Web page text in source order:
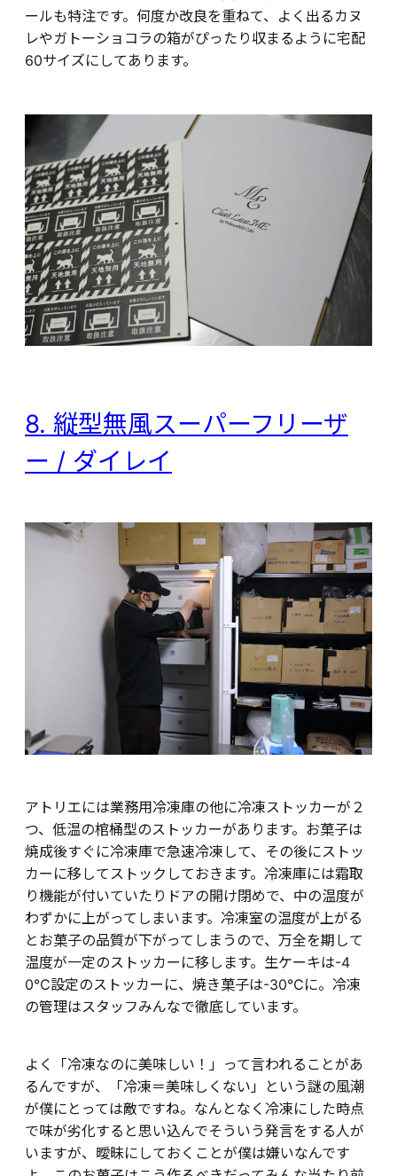
ールも特注です。何度か改良を重ねて、よく出るカヌ
レやガトーショコラの箱がぴったり収まるように宅配
60サイズにしてあります。
8. 縦型無風スーパーフリーザ
ー / ダイレイ
アトリエには業務用冷凍庫の他に冷凍ストッカーが２
つ、低温の棺桶型のストッカーがあります。お菓子は
焼成後すぐに冷凍庫で急速冷凍して、その後にストッ
カーに移してストックしておきます。冷凍庫には霜取
り機能が付いていたりドアの開け閉めで、中の温度が
わずかに上がってしまいます。冷凍室の温度が上がる
とお菓子の品質が下がってしまうので、万全を期して
温度が一定のストッカーに移します。生ケーキは-4
0℃設定のストッカーに、焼き菓子は-30℃に。冷凍
の管理はスタッフみんなで徹底しています。
よく「冷凍なのに美味しい！」って言われることがあ
るんですが、「冷凍＝美味しくない」という謎の風潮
が僕にとっては敵ですね。なんとなく冷凍にした時点
で味が劣化すると思い込んでそういう発言をする人が
いますが、曖昧にしておくことが僕は嫌いなんです